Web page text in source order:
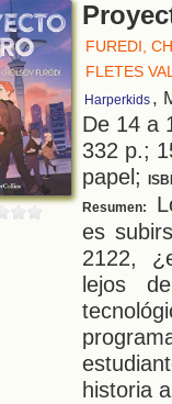
FUREDI,
FLETES
Harperkids ,
De 14 a
332 p.;
papel;
Resumen:
es
2122,
lejos
historia